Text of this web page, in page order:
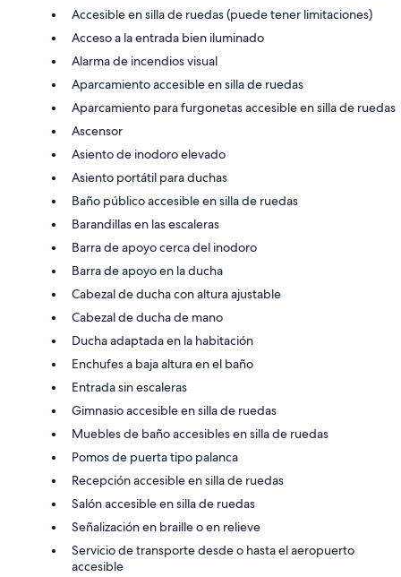
Accesible en silla de ruedas (puede tener limitaciones)
Acceso a la entrada bien iluminado
Alarma de incendios visual
Aparcamiento accesible en silla de ruedas
Aparcamiento para furgonetas accesible en silla de ruedas
Ascensor
Asiento de inodoro elevado
Asiento portátil para duchas
Baño público accesible en silla de ruedas
Barandillas en las escaleras
Barra de apoyo cerca del inodoro
Barra de apoyo en la ducha
Cabezal de ducha con altura ajustable
Cabezal de ducha de mano
Ducha adaptada en la habitación
Enchufes a baja altura en el baño
Entrada sin escaleras
Gimnasio accesible en silla de ruedas
Muebles de baño accesibles en silla de ruedas
Pomos de puerta tipo palanca
Recepción accesible en silla de ruedas
Salón accesible en silla de ruedas
Señalización en braille o en relieve
Servicio de transporte desde o hasta el aeropuerto
accesible